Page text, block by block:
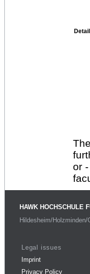
or
HAWK HOCHSCHULE
Hildesheim/Holzminden/
Legal issues
Imprint
Privacy Policy